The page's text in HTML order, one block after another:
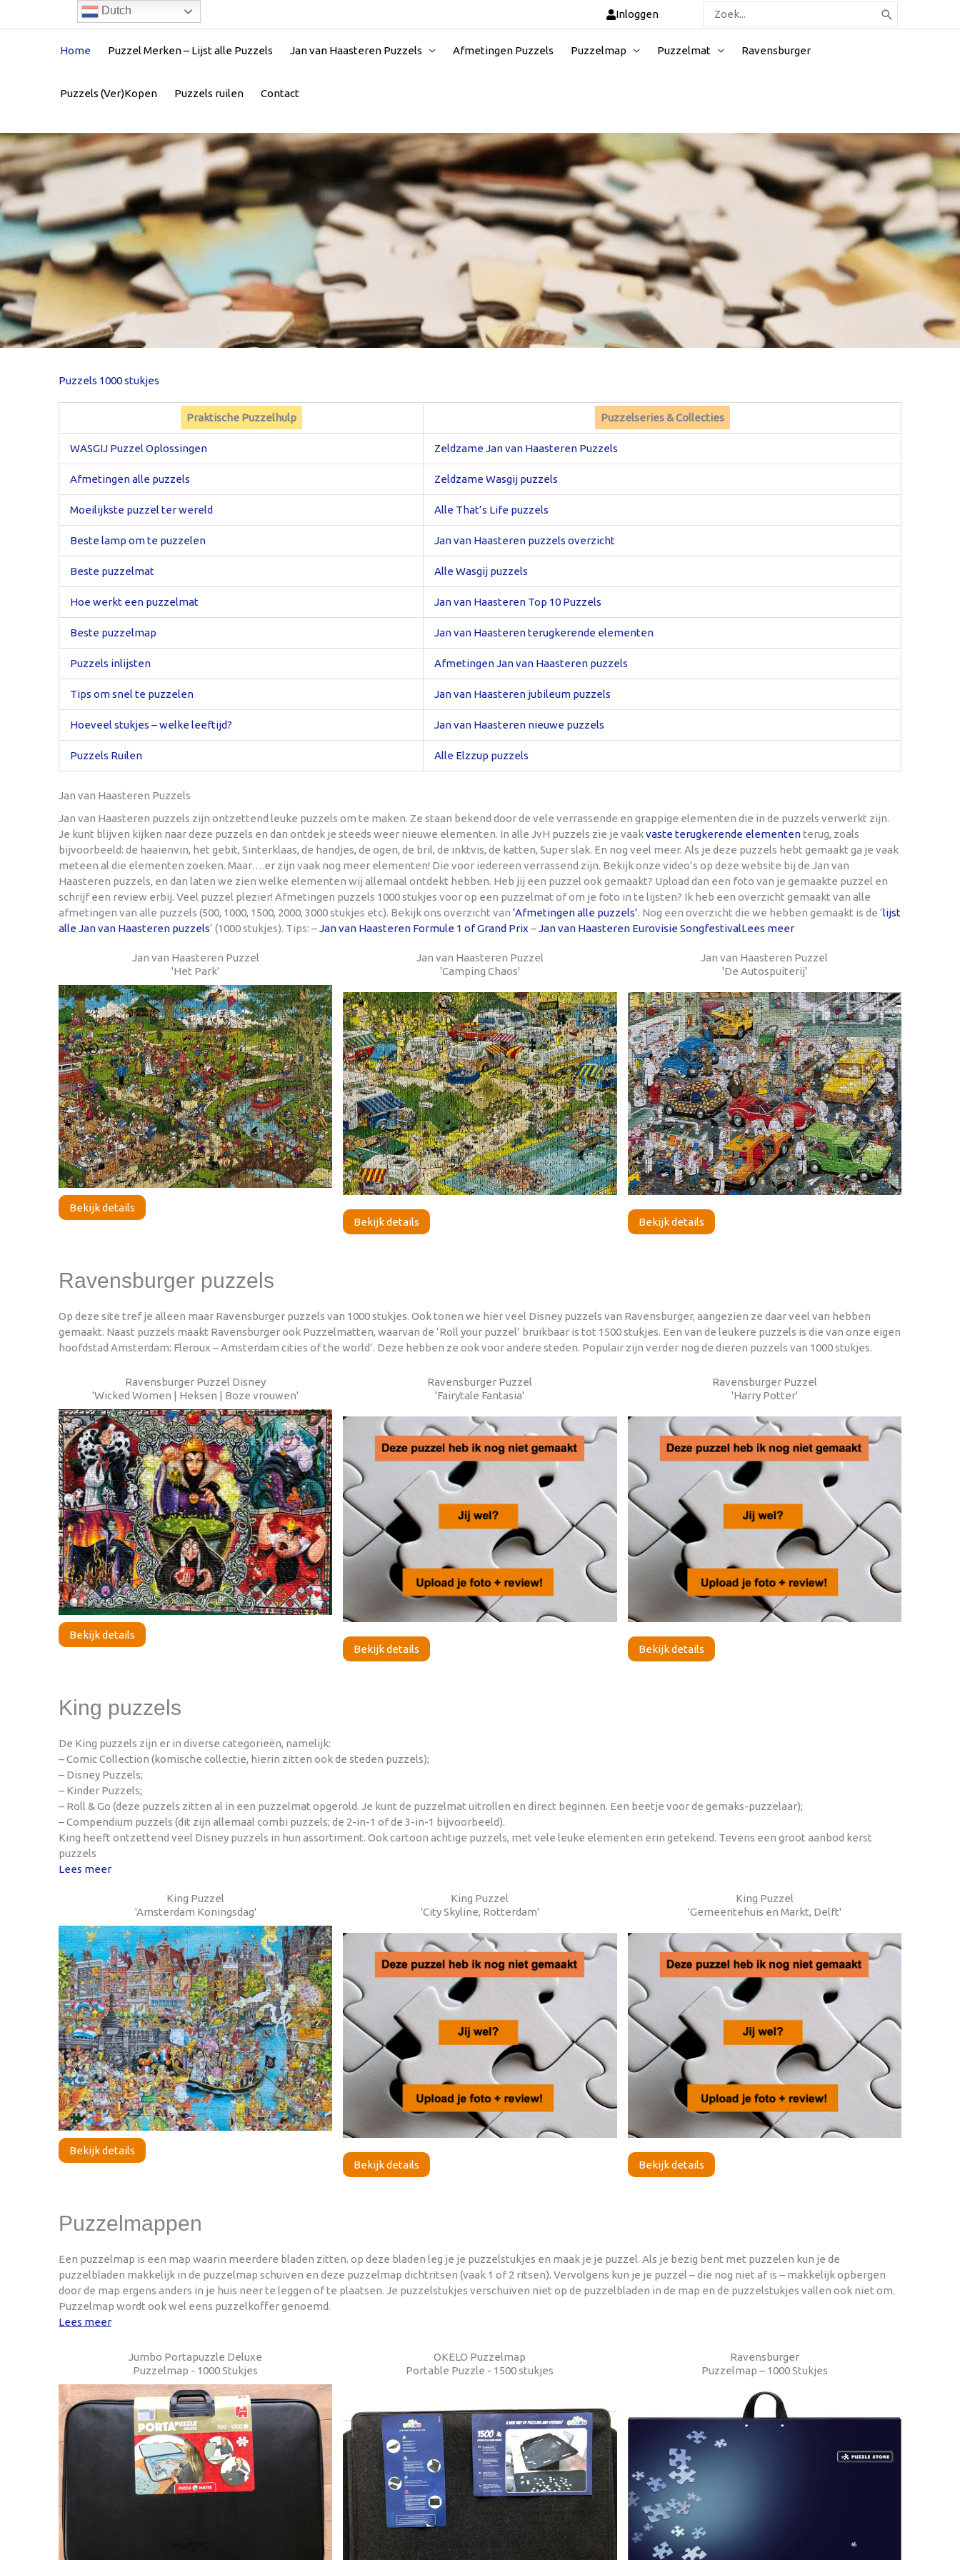
Inloggen
Zoeken
naar:
Home Puzzel Merken – Lijst alle Puzzels Jan van Haasteren Puzzels Afmetingen Puzzels Puzzelmap Puzzelmat Ravensburger
Puzzels (Ver)Kopen Puzzels ruilen Contact
Puzzels 1000 stukjes
Praktische Puzzelhulp Puzzelseries & Collecties
WASGIJ Puzzel Oplossingen Zeldzame Jan van Haasteren Puzzels
Afmetingen alle puzzels Zeldzame Wasgij puzzels
Moeilijkste puzzel ter wereld Alle That’s Life puzzels
Beste lamp om te puzzelen Jan van Haasteren puzzels overzicht
Beste puzzelmat Alle Wasgij puzzels
Hoe werkt een puzzelmat Jan van Haasteren Top 10 Puzzels
Beste puzzelmap Jan van Haasteren terugkerende elementen
Puzzels inlijsten Afmetingen Jan van Haasteren puzzels
Tips om snel te puzzelen Jan van Haasteren jubileum puzzels
Hoeveel stukjes – welke leeftijd? Jan van Haasteren nieuwe puzzels
Puzzels Ruilen Alle Elzzup puzzels
Jan van Haasteren Puzzels
Jan van Haasteren puzzels zijn ontzettend leuke puzzels om te maken. Ze staan bekend door de vele verrassende en grappige elementen die in de puzzels verwerkt zijn.
Je kunt blijven kijken naar deze puzzels en dan ontdek je steeds weer nieuwe elementen. In alle JvH puzzels zie je vaakvaste terugkerende elemententerug, zoals
bijvoorbeeld: de haaienvin, het gebit, Sinterklaas, de handjes, de ogen, de bril, de inktvis, de katten, Super slak. En nog veel meer. Als je deze puzzels hebt gemaakt ga je vaak
meteen al die elementen zoeken. Maar….er zijn vaak nog meer elementen! Die voor iedereen verrassend zijn. Bekijk onze video’s op deze website bij de Jan van
Haasteren puzzels, en dan laten we zien welke elementen wij allemaal ontdekt hebben. Heb jij een puzzel ook gemaakt? Upload dan een foto van je gemaakte puzzel en
schrijf een review erbij. Veel puzzel plezier! Afmetingen puzzels 1000 stukjes voor op een puzzelmat of om je foto in te lijsten? Ik heb een overzicht gemaakt van alle
afmetingen van alle puzzels (500, 1000, 1500, 2000, 3000 stukjes etc). Bekijk ons overzicht van ‘Afmetingen alle puzzels’. Nog een overzicht die we hebben gemaakt is de ‘lijst
alle Jan van Haasteren puzzels‘ (1000 stukjes). Tips: –Jan van Haasteren Formule 1 of Grand Prix –Jan van Haasteren Eurovisie SongfestivalLees meer
Jan van Haasteren Puzzel
'Het Park'
Bekijk details
Jan van Haasteren Puzzel
'Camping Chaos'
Bekijk details
Jan van Haasteren Puzzel
'De Autospuiterij'
Bekijk details
Ravensburger puzzels
Op deze site tref je alleen maar Ravensburger puzzels van 1000 stukjes. Ook tonen we hier veel Disney puzzels van Ravensburger, aangezien ze daar veel van hebben
gemaakt. Naast puzzels maakt Ravensburger ook Puzzelmatten, waarvan de ‘Roll your puzzel’ bruikbaar is tot 1500 stukjes. Een van de leukere puzzels is die van onze eigen
hoofdstad Amsterdam: Fleroux – Amsterdam cities of the world’. Deze hebben ze ook voor andere steden. Populair zijn verder nog de dieren puzzels van 1000 stukjes.
Ravensburger Puzzel Disney
'Wicked Women | Heksen | Boze vrouwen'
Bekijk details
Ravensburger Puzzel
'Fairytale Fantasia'
Bekijk details
Ravensburger Puzzel
'Harry Potter'
Bekijk details
King puzzels
De King puzzels zijn er in diverse categorieën, namelijk:
– Comic Collection (komische collectie, hierin zitten ook de steden puzzels);
– Disney Puzzels;
– Kinder Puzzels;
– Roll & Go (deze puzzels zitten al in een puzzelmat opgerold. Je kunt de puzzelmat uitrollen en direct beginnen. Een beetje voor de gemaks-puzzelaar);
– Compendium puzzels (dit zijn allemaal combi puzzels; de 2-in-1 of de 3-in-1 bijvoorbeeld).
King heeft ontzettend veel Disney puzzels in hun assortiment. Ook cartoon achtige puzzels, met vele leuke elementen erin getekend. Tevens een groot aanbod kerst
puzzels
Lees meer
King Puzzel
'Amsterdam Koningsdag'
Bekijk details
King Puzzel
'City Skyline, Rotterdam'
Bekijk details
King Puzzel
'Gemeentehuis en Markt, Delft'
Bekijk details
Puzzelmappen
Een puzzelmap is een map waarin meerdere bladen zitten. op deze bladen leg je je puzzelstukjes en maak je je puzzel. Als je bezig bent met puzzelen kun je de
puzzelbladen makkelijk in de puzzelmap schuiven en deze puzzelmap dichtritsen (vaak 1 of 2 ritsen). Vervolgens kun je je puzzel – die nog niet af is – makkelijk opbergen
door de map ergens anders in je huis neer te leggen of te plaatsen. Je puzzelstukjes verschuiven niet op de puzzelbladen in de map en de puzzelstukjes vallen ook niet om.
Puzzelmap wordt ook wel eens puzzelkoffer genoemd.
Lees meer
Jumbo Portapuzzle Deluxe
Puzzelmap - 1000 Stukjes
OKELO Puzzelmap
Portable Puzzle - 1500 stukjes
Ravensburger
Puzzelmap – 1000 Stukjes
Dutch